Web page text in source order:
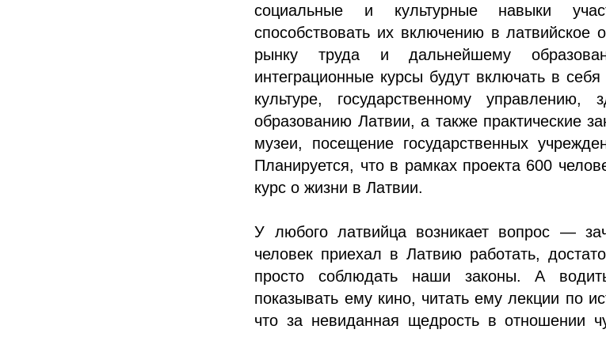
социальные и культурные навыки
способствовать их включению в латвийское
рынку труда и дальнейшему
интеграционные курсы будут включать в
культуре, государственному управлению,
образованию Латвии, а также практические
музеи, посещение государственных
Планируется, что в рамках проекта 600
курс о жизни в Латвии.
У любого латвийца возникает вопрос —
человек приехал в Латвию работать,
просто соблюдать наши законы. А
показывать ему кино, читать ему лекции по
что за невиданная щедрость в отношении